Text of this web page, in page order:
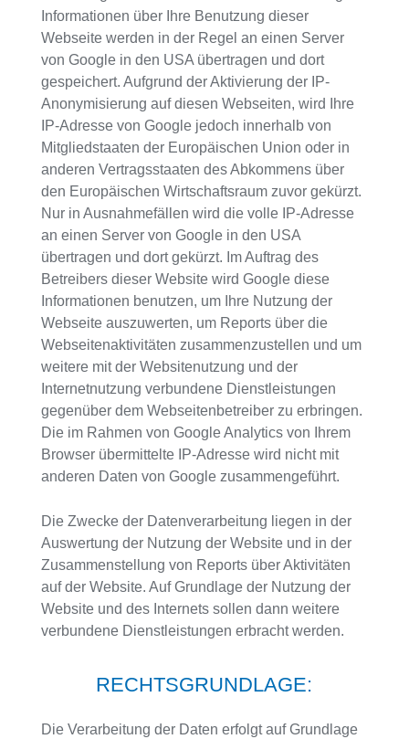
Informationen über Ihre Benutzung dieser
Webseite werden in der Regel an einen Server
von Google in den USA übertragen und dort
gespeichert. Aufgrund der Aktivierung der IP-
Anonymisierung auf diesen Webseiten, wird Ihre
IP-Adresse von Google jedoch innerhalb von
Mitgliedstaaten der Europäischen Union oder in
anderen Vertragsstaaten des Abkommens über
den Europäischen Wirtschaftsraum zuvor gekürzt.
Nur in Ausnahmefällen wird die volle IP-Adresse
an einen Server von Google in den USA
übertragen und dort gekürzt. Im Auftrag des
Betreibers dieser Website wird Google diese
Informationen benutzen, um Ihre Nutzung der
Webseite auszuwerten, um Reports über die
Webseitenaktivitäten zusammenzustellen und um
weitere mit der Websitenutzung und der
Internetnutzung verbundene Dienstleistungen
gegenüber dem Webseitenbetreiber zu erbringen.
Die im Rahmen von Google Analytics von Ihrem
Browser übermittelte IP-Adresse wird nicht mit
anderen Daten von Google zusammengeführt.
Die Zwecke der Datenverarbeitung liegen in der
Auswertung der Nutzung der Website und in der
Zusammenstellung von Reports über Aktivitäten
auf der Website. Auf Grundlage der Nutzung der
Website und des Internets sollen dann weitere
verbundene Dienstleistungen erbracht werden.
RECHTSGRUNDLAGE:
Die Verarbeitung der Daten erfolgt auf Grundlage